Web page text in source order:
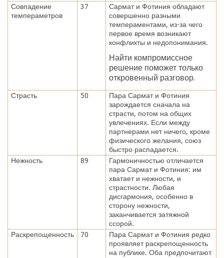
Совпадение
темпераметров
37
Сармат и Фотиния обладают
совершенно разными
темпераментами, из-за чего
первое время возникают
конфликты и недопонимания.
Найти компромиссное
решение поможет только
откровенный разговор.
Страсть 50
Пара Сармат и Фотиния
зарождается сначала на
страсти, потом на общих
увлечениях. Если между
партнерами нет ничего, кроме
физического желания, союз
быстро распадается.
Нежность
89
Гармоничностью отличается
пара Сармат и Фотиния: им
хватает и нежности, и
страстности. Любая
дисгармония, особенно в
сторону нежности,
заканчивается затяжной
ссорой.
Раскрепощенность
70
Пара Сармат и Фотиния редко
проявляет раскрепощенность
на публике. Оба предпочитают